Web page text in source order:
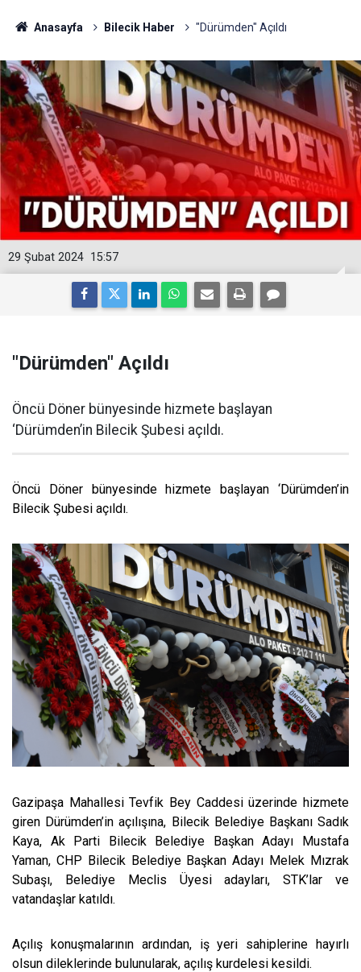
Anasayfa Bilecik Haber "Dürümden" Açıldı
15:57
29 Şubat 2024
"Dürümden" Açıldı
Öncü Döner bünyesinde hizmete başlayan
‘Dürümden’in Bilecik Şubesi açıldı.
Öncü Döner bünyesinde hizmete başlayan ‘Dürümden’in
Bilecik Şubesi açıldı.
Gazipaşa Mahallesi Tevfik Bey Caddesi üzerinde hizmete
giren Dürümden’in açılışına, Bilecik Belediye Başkanı Sadık
Kaya, Ak Parti Bilecik Belediye Başkan Adayı Mustafa
Yaman, CHP Bilecik Belediye Başkan Adayı Melek Mızrak
Subaşı, Belediye Meclis Üyesi adayları, STK’lar ve
vatandaşlar katıldı.
Açılış konuşmalarının ardından, iş yeri sahiplerine hayırlı
olsun dileklerinde bulunularak, açılış kurdelesi kesildi.